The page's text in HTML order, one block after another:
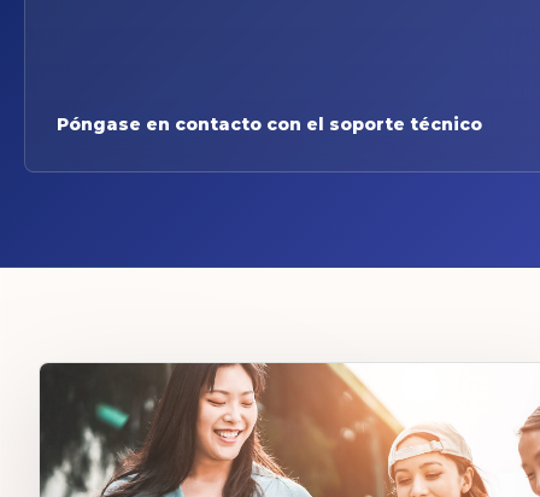
Póngase en contacto con el soporte técnico